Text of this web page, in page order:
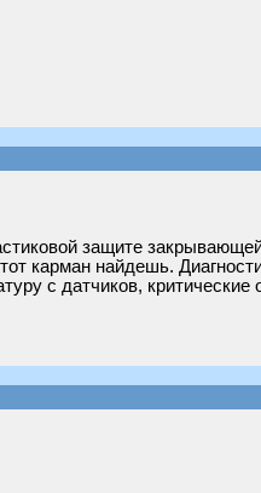
защите
карман найдешь.
с датчиков,